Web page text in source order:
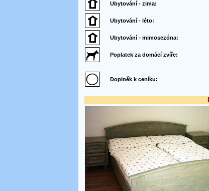
Ubytování - zima:
Ubytování - léto:
Ubytování - mimosezóna:
Poplatek za domácí zvíře:
Doplněk k ceníku: